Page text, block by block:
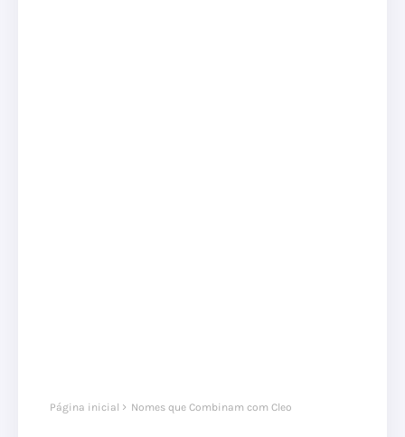
Página inicial Nomes que Combinam com Cleo